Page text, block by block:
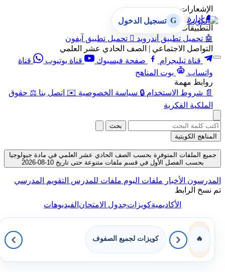
الإشعارات
🔔 إدارة الإشعارات
التطبيقات
🤖 تحميل تطبيق أندرويد  تحميل تطبيق آيفون
التواصل الاجتماعي | الصف الحادي عشر العلمي
قناة تيليجرام
صفحة فيسبوك قناة يوتيوب
قناة
واتساب
بوت المناهج
روابط مهمة
📄 شروط الاستخدام 🔒 سياسة الخصوصية ✉️ اتصل بنا ⚖️ حقوق
الملكية الفكرية
G تسجيل الدخول
بحث
المناهج الكويتية
جميع الملفات المتوفرة بحسب الصف الحادي عشر العلمي في مادة جيولوجيا
بحسب الفصل الأول في قسم ملفات متنوعة حتى تاريخ 10-08-2026
المدرسون الأخبار ملفات اليوم ملفات للمدرس التقويم المدرسي
تم نسخ الرابط
الأكاديميةكويزاتجدول الامتحانالفيديوهات
🔥 كويزات لجميع الصفوف